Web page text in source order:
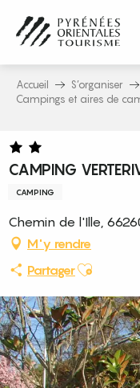
contenu
principal
Accueil S’organiser
Campings et aires de
CAMPING
CAMPING
Chemin de l'Ille,
M'y rendre
PartagerAjouter